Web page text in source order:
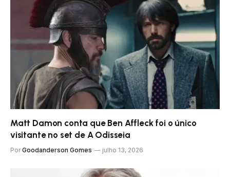
Matt Damon conta que Ben Affleck foi o único
visitante no set de A Odisseia
Por Goodanderson Gomes julho 13, 2026